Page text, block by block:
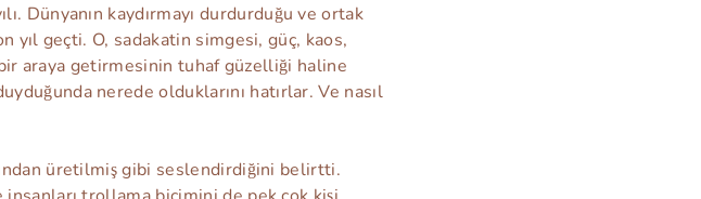
Dünyanın kaydırmayı durdurduğu ve ortak
yıl geçti. O, sadakatin simgesi, güç, kaos,
araya getirmesinin tuhaf güzelliği haline
nerede olduklarını hatırlar. Ve nasıl
üretilmiş gibi seslendirdiğini belirtti.